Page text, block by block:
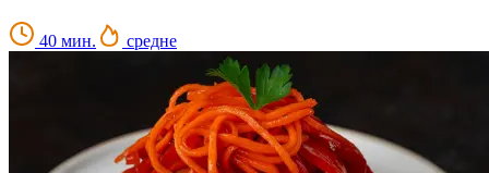
40 мин. средне